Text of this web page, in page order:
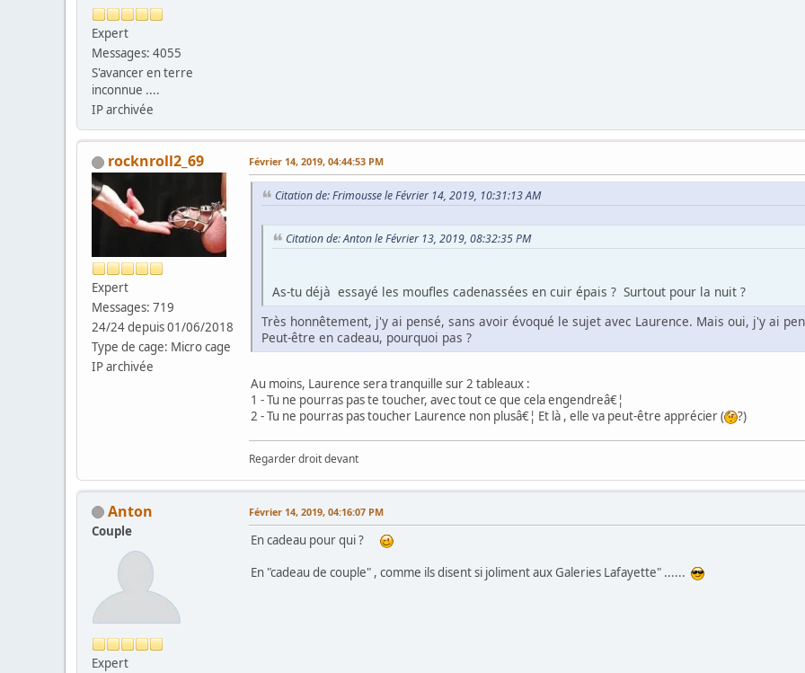
Expert
Messages: 4055
S'avancer en terre
inconnue ....
IP archivée
rocknroll2_69
Expert
Messages: 719
24/24 depuis 01/06/2018
Type de cage: Micro cage
IP archivée
Février 14, 2019, 04:44:53 PM
Citation de: Frimousse le Février 14, 2019, 10:31:13 AM
Citation de: Anton le Février 13, 2019, 08:32:35 PM
As-tu déjà essayé les moufles cadenassées en cuir épais ? Surtout pour la nuit ?
Très honnêtement, j'y ai pensé, sans avoir évoqué le sujet avec Laurence. Mais oui, j'y ai
Peut-être en cadeau, pourquoi pas ?
Au moins, Laurence sera tranquille sur 2 tableaux :
1 - Tu ne pourras pas te toucher, avec tout ce que cela engendreâ€¦
2 - Tu ne pourras pas toucher Laurence non plusâ€¦ Et là , elle va peut-être apprécier (
?)
Regarder droit devant
Anton
Couple
Expert
Février 14, 2019, 04:16:07 PM
En cadeau pour qui ?
En "cadeau de couple" , comme ils disent si joliment aux Galeries Lafayette" ......